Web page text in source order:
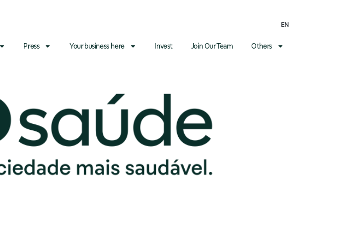
EN
Press Your business here Invest Join Our Team Others